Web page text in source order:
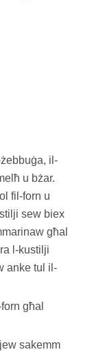
il-
u bżar.
fil-forn u
sew biex
għal
l-kustilji
anke tul il-
għal
sakemm